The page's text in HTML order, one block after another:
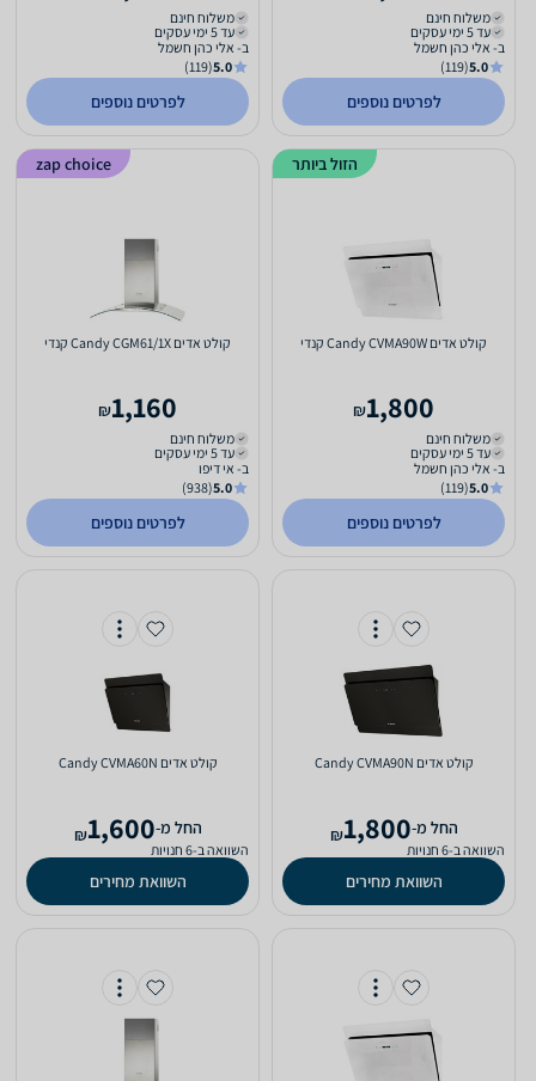
משלוח חינם
עד 5 ימי עסקים
ב- אלי כהן חשמל
5.0
(119)
לפרטים נוספים
משלוח חינם
עד 5 ימי עסקים
ב- אלי כהן חשמל
5.0
(119)
לפרטים נוספים
קולט אדים Candy CVMA90W קנדי
1,800
₪
משלוח חינם
עד 5 ימי עסקים
ב- אלי כהן חשמל
5.0
(119)
לפרטים נוספים
הזול ביותר
קולט אדים Candy CGM61/1X קנדי
1,160
₪
משלוח חינם
עד 5 ימי עסקים
ב- אי דיפו
5.0
(938)
לפרטים נוספים
zap choice
קולט אדים Candy CVMA90N
‫החל מ-1,800
₪
השוואה ב-6 חנויות
השוואת מחירים
קולט אדים Candy CVMA60N
‫החל מ-1,600
₪
השוואה ב-6 חנויות
השוואת מחירים